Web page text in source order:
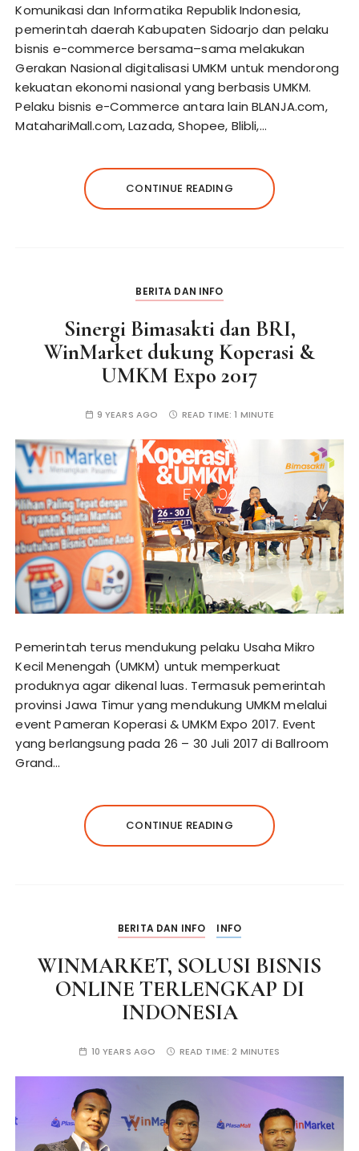
Komunikasi dan Informatika Republik Indonesia,
pemerintah daerah Kabupaten Sidoarjo dan pelaku
bisnis e-commerce bersama–sama melakukan
Gerakan Nasional digitalisasi UMKM untuk mendorong
kekuatan ekonomi nasional yang berbasis UMKM.
Pelaku bisnis e-Commerce antara lain BLANJA.com,
MatahariMall.com, Lazada, Shopee, Blibli,…
CONTINUE READING
BERITA DAN INFO
Sinergi Bimasakti dan BRI,
WinMarket dukung Koperasi &
UMKM Expo 2017
9 YEARS AGO READ TIME:1 MINUTE
Pemerintah terus mendukung pelaku Usaha Mikro
Kecil Menengah (UMKM) untuk memperkuat
produknya agar dikenal luas. Termasuk pemerintah
provinsi Jawa Timur yang mendukung UMKM melalui
event Pameran Koperasi & UMKM Expo 2017. Event
yang berlangsung pada 26 – 30 Juli 2017 di Ballroom
Grand…
CONTINUE READING
BERITA DAN INFO INFO
WINMARKET, SOLUSI BISNIS
ONLINE TERLENGKAP DI
INDONESIA
10 YEARS AGO READ TIME:2 MINUTES